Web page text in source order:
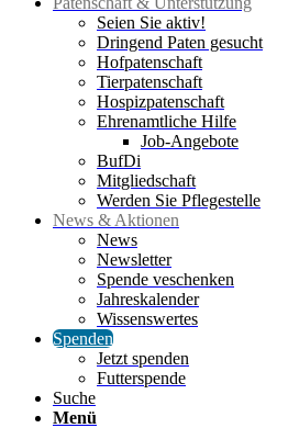
Seien Sie aktiv!
Dringend Paten gesucht
Hofpatenschaft
Tierpatenschaft
Hospizpatenschaft
Ehrenamtliche Hilfe
Job-Angebote
BufDi
Mitgliedschaft
Werden Sie Pflegestelle
News & Aktionen
News
Newsletter
Spende veschenken
Jahreskalender
Wissenswertes
Spenden
Jetzt spenden
Futterspende
Suche
Menü